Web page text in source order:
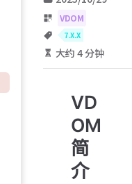
VDOM
7.X.X
大约 4 分钟
VD
OM
简
介